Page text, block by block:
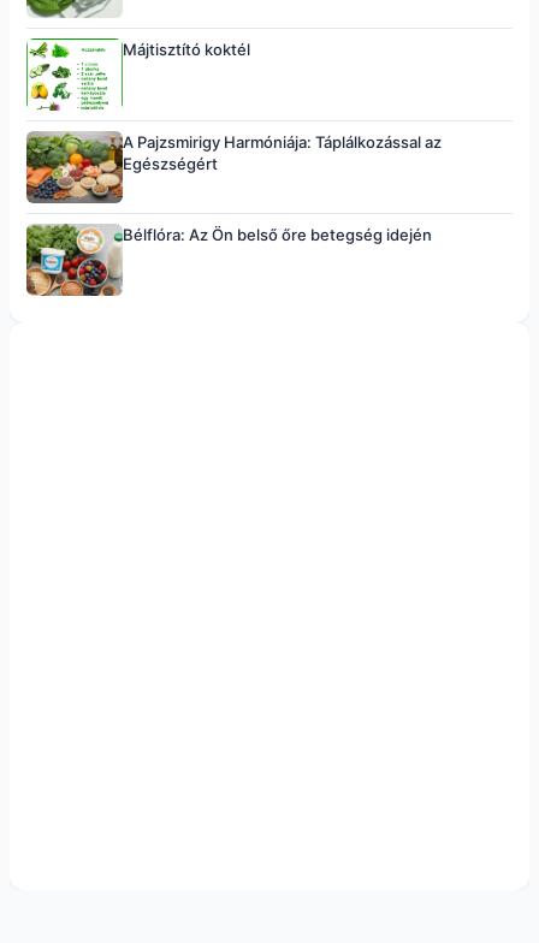
Májtisztító koktél
A Pajzsmirigy Harmóniája: Táplálkozással az
Egészségért
Bélflóra: Az Ön belső őre betegség idején